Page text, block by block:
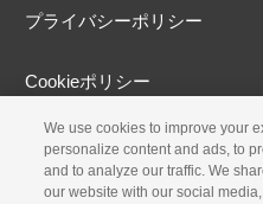
プライバシーポリシー
Cookieポリシー
アクセシビリティ方針
We use cookies to improve your
personalize content and ads, to
and to analyze our traffic. We
our website with our social